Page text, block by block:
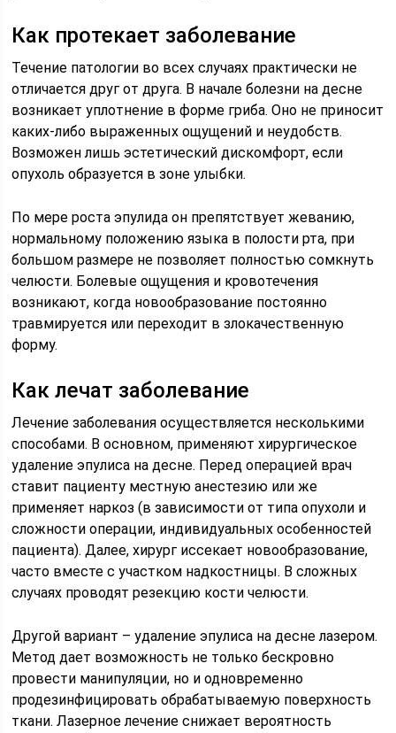
Как протекает заболевание
Течение патологии во всех случаях практически не
отличается друг от друга. В начале болезни на десне
возникает уплотнение в форме гриба. Оно не приносит
каких-либо выраженных ощущений и неудобств.
Возможен лишь эстетический дискомфорт, если
опухоль образуется в зоне улыбки.
По мере роста эпулида он препятствует жеванию,
нормальному положению языка в полости рта, при
большом размере не позволяет полностью сомкнуть
челюсти. Болевые ощущения и кровотечения
возникают, когда новообразование постоянно
травмируется или переходит в злокачественную
форму.
Как лечат заболевание
Лечение заболевания осуществляется несколькими
способами. В основном, применяют хирургическое
удаление эпулиса на десне. Перед операцией врач
ставит пациенту местную анестезию или же
применяет наркоз (в зависимости от типа опухоли и
сложности операции, индивидуальных особенностей
пациента). Далее, хирург иссекает новообразование,
часто вместе с участком надкостницы. В сложных
случаях проводят резекцию кости челюсти.
Другой вариант – удаление эпулиса на десне лазером.
Метод дает возможность не только бескровно
провести манипуляции, но и одновременно
продезинфицировать обрабатываемую поверхность
ткани. Лазерное лечение снижает вероятность